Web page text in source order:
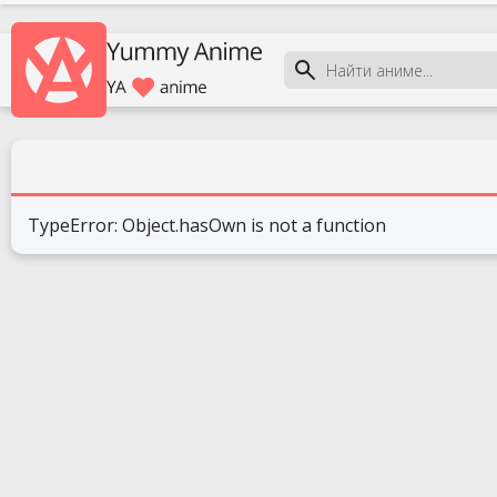
TypeError: Object.hasOwn is not a function